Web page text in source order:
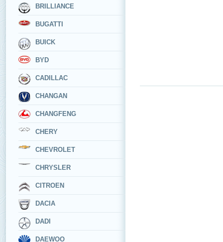
BRILLIANCE
BUGATTI
BUICK
BYD
CADILLAC
CHANGAN
CHANGFENG
CHERY
CHEVROLET
CHRYSLER
CITROEN
DACIA
DADI
DAEWOO